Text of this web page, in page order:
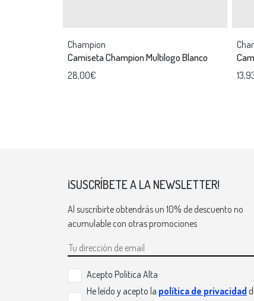
Champion
Camiseta Champion Multilogo Blanco
28,00€
¡SUSCRÍBETE A LA NEWSLETTER!
Al suscribirte obtendrás un 10% de descuento no
acumulable con otras promociones
Acepto Politica Alta
He leído y acepto la política de privacidad